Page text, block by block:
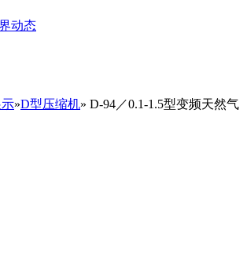
动态
»D型压缩机» D-94／0.1-1.5型变频天然气